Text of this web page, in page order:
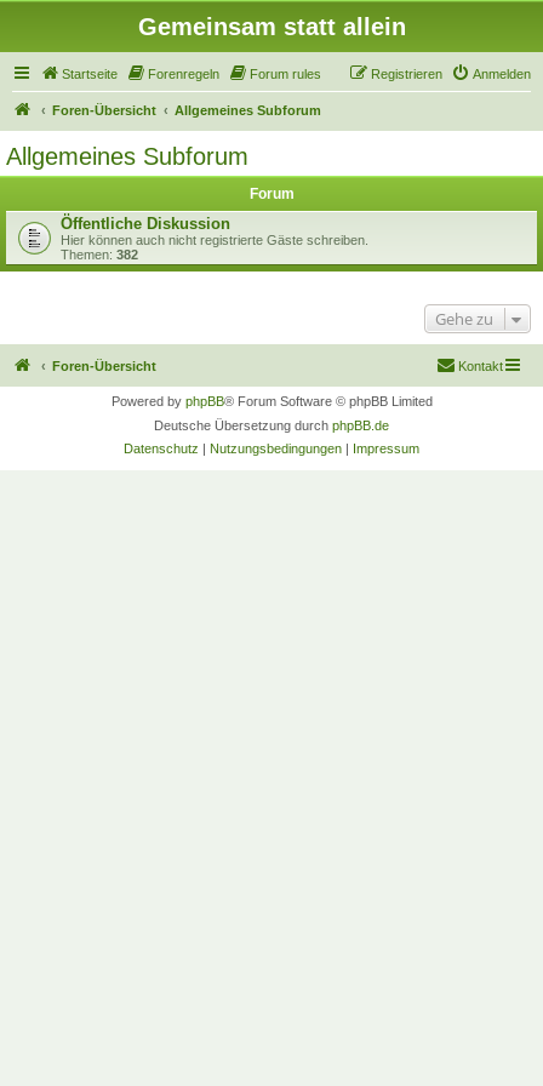
Gemeinsam statt allein
Startseite Forenregeln Forum rules Anmelden
Registrieren
Foren-Übersicht Allgemeines Subforum
Allgemeines Subforum
Forum
Öffentliche Diskussion
Hier können auch nicht registrierte Gäste schreiben.
Themen: 382
Gehe zu
Foren-Übersicht Kontakt
Powered by phpBB® Forum Software © phpBB Limited
Deutsche Übersetzung durch phpBB.de
Datenschutz | Nutzungsbedingungen | Impressum